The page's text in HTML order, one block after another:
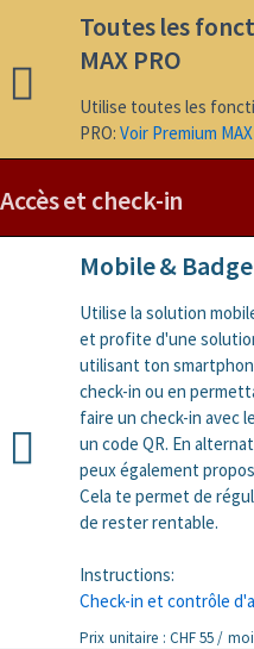
Toutes les
MAX PRO
Utilise toutes les
PRO:Voir Premium
Accès et check-in
Mobile &
Utilise la solution
et profite d'une
utilisant ton
check-in ou en
faire un check-in avec
un code QR. En
peux également
Cela te permet de
de rester rentable.
Instructions:
Check-in et contrôle
Prix unitaire : CHF 55 /